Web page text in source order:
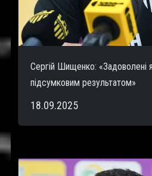
Сергій Шищенко: «Задоволені
підсумковим результатом»
18.09.2025